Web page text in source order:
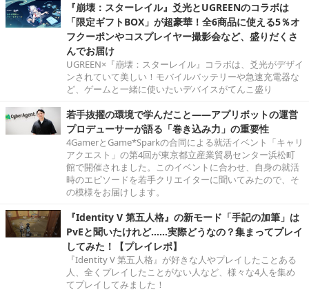
『崩壊：スターレイル』爻光とUGREENのコラボは
「限定ギフトBOX」が超豪華！全6商品に使える5％オ
フクーポンやコスプレイヤー撮影会など、盛りだくさ
んでお届け
UGREEN×『崩壊：スターレイル』コラボは、爻光がデザイ
ンされていて美しい！モバイルバッテリーや急速充電器な
ど、ゲームと一緒に使いたいデバイスがてんこ盛り
若手抜擢の環境で学んだこと――アプリボットの運営
プロデューサーが語る「巻き込み力」の重要性
4GamerとGame*Sparkの合同による就活イベント「キャリ
アクエスト」の第4回が東京都立産業貿易センター浜松町
館で開催されました。このイベントに合わせ、自身の就活
時のエピソードを若手クリエイターに聞いてみたので、そ
の模様をお届けします。
『Identity V 第五人格』の新モード「手記の加筆」は
PvEと聞いたけれど……実際どうなの？集まってプレイ
してみた！【プレイレポ】
『Identity V 第五人格』が好きな人やプレイしたことある
人、全くプレイしたことがない人など、様々な4人を集め
てプレイしてみました！